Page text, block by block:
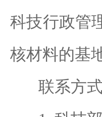
科技行政管
核材料的基
联系方式